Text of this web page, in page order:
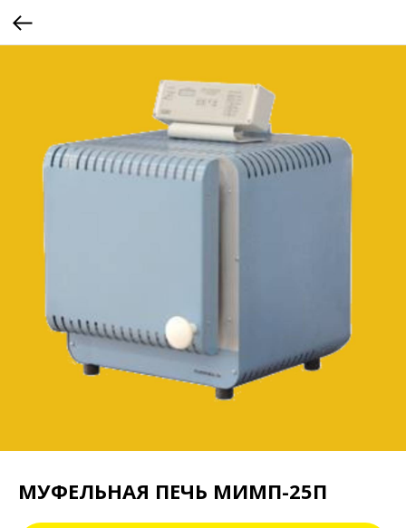
МУФЕЛЬНАЯ ПЕЧЬ МИМП-25П